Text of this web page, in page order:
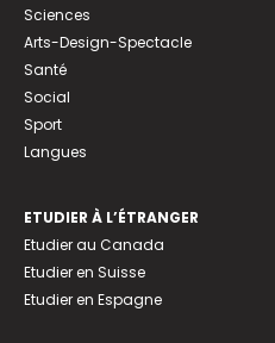
Sciences
Arts-Design-Spectacle
Santé
Social
Sport
Langues
ETUDIER À L’ÉTRANGER
Etudier au Canada
Etudier en Suisse
Etudier en Espagne